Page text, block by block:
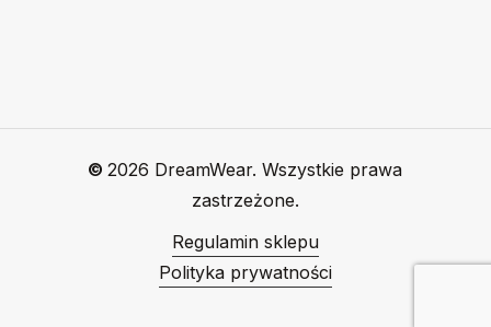
©2026 DreamWear. Wszystkie prawa
zastrzeżone.
Regulamin sklepu
Polityka prywatności